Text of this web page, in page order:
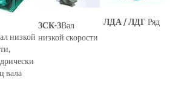
низкой
вала
ЗСК-ЗВал
низкой скорости
ЛДА / ЛДГРяд